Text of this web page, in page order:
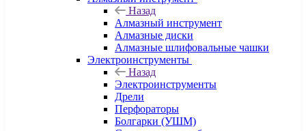
Назад
Алмазный инструмент
Алмазные диски
Алмазные шлифовальные чашки
Электроинструменты
Назад
Электроинструменты
Дрели
Перфораторы
Болгарки (УШМ)